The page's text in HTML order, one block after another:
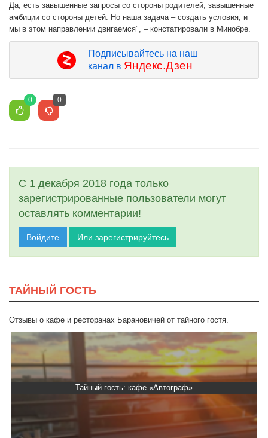
Да, есть завышенные запросы со стороны родителей, завышенные
амбиции со стороны детей. Но наша задача – создать условия, и
мы в этом направлении двигаемся", – констатировали в Минобре.
Подписывайтесь на наш
канал в Яндекс.Дзен
0 0
С 1 декабря 2018 года только
зарегистрированные пользователи могут
оставлять комментарии!
Войдите Или зарегистрируйтесь
ТАЙНЫЙ ГОСТЬ
Отзывы о кафе и ресторанах Барановичей от тайного гостя.
Тайный гость: кафе «Автограф»